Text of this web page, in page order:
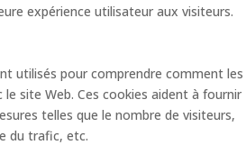
expérience utilisateur aux visiteurs.
utilisés pour comprendre comment les
site Web. Ces cookies aident à fournir
telles que le nombre de visiteurs,
du trafic, etc.